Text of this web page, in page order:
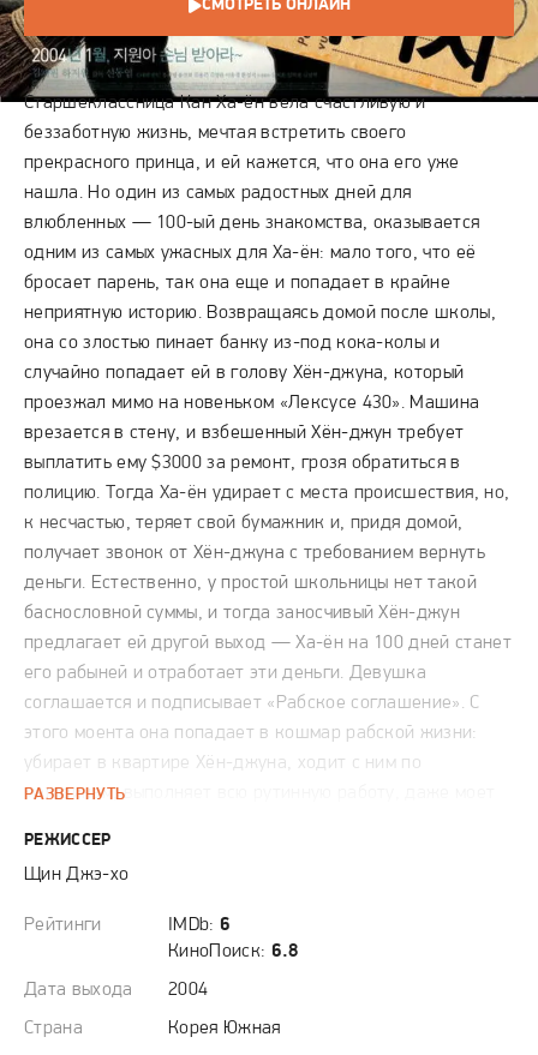
СМОТРЕТЬ ОНЛАЙН
СЮЖЕТ
Старшеклассница Кан Ха-ён вела счастливую и
беззаботную жизнь, мечтая встретить своего
прекрасного принца, и ей кажется, что она его уже
нашла. Но один из самых радостных дней для
влюбленных — 100-ый день знакомства, оказывается
одним из самых ужасных для Ха-ён: мало того, что её
бросает парень, так она еще и попадает в крайне
неприятную историю. Возвращаясь домой после школы,
она со злостью пинает банку из-под кока-колы и
случайно попадает ей в голову Хён-джуна, который
проезжал мимо на новеньком «Лексусе 430». Машина
врезается в стену, и взбешенный Хён-джун требует
выплатить ему $3000 за ремонт, грозя обратиться в
полицию. Тогда Ха-ён удирает с места происшествия, но,
к несчастью, теряет свой бумажник и, придя домой,
получает звонок от Хён-джуна с требованием вернуть
деньги. Естественно, у простой школьницы нет такой
баснословной суммы, и тогда заносчивый Хён-джун
предлагает ей другой выход — Ха-ён на 100 дней станет
его рабыней и отработает эти деньги. Девушка
соглашается и подписывает «Рабское соглашение». С
этого моента она попадает в кошмар рабской жизни:
убирает в квартире Хён-джуна, ходит с ним по
магазинам, выполняет всю рутинную работу, даже моет
всего в 10 долларов.
РАЗВЕРНУТЬ
РЕЖИССЕР
Щин Джэ-хо
Рейтинги IMDb: 6
КиноПоиск: 6.8
Дата выхода
2004
Страна
Корея Южная